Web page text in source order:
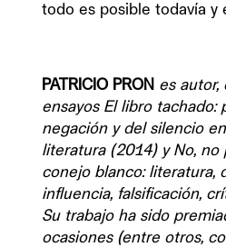
todo es posible todavía y
PATRICIO PRON es autor,
ensayos El libro tachado:
negación y del silencio
literatura (2014) y No, no
conejo blanco: literatura,
influencia, falsificación,
Su trabajo ha sido
ocasiones (entre otros,